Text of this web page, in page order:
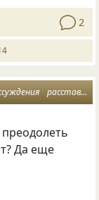
2
расставания
Да еще